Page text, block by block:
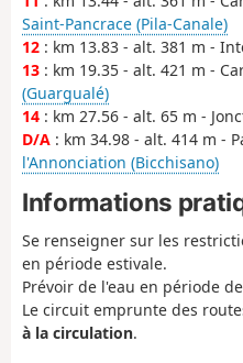
Saint-Pancrace (Pila-Canale)
12 : km 13.83 - alt. 381 m -
13 : km 19.35 - alt. 421 m -
(Guargualé)
14 : km 27.56 - alt. 65 m -
D/A : km 34.98 - alt. 414 m -
l'Annonciation (Bicchisano)
Informations
Se renseigner sur les
en période estivale.
Prévoir de l'eau en période
Le circuit emprunte des
à la circulation.